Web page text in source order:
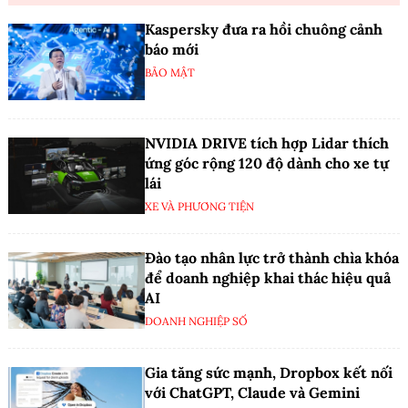
Kaspersky đưa ra hồi chuông cảnh
báo mới
BẢO MẬT
NVIDIA DRIVE tích hợp Lidar thích
ứng góc rộng 120 độ dành cho xe tự
lái
XE VÀ PHƯƠNG TIỆN
Đào tạo nhân lực trở thành chìa khóa
để doanh nghiệp khai thác hiệu quả
AI
DOANH NGHIỆP SỐ
Gia tăng sức mạnh, Dropbox kết nối
với ChatGPT, Claude và Gemini